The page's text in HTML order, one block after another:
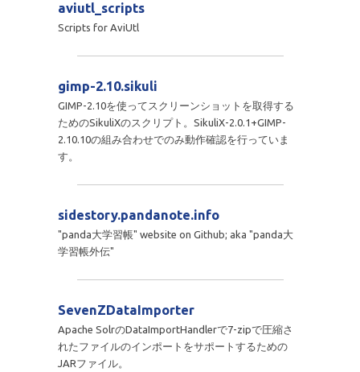
aviutl_scripts
Scripts for AviUtl
gimp-2.10.sikuli
GIMP-2.10を使ってスクリーンショットを取得する
ためのSikuliXのスクリプト。SikuliX-2.0.1+GIMP-
2.10.10の組み合わせでのみ動作確認を行っていま
す。
sidestory.pandanote.info
"panda大学習帳" website on Github; aka "panda大
学習帳外伝"
SevenZDataImporter
Apache SolrのDataImportHandlerで7-zipで圧縮さ
れたファイルのインポートをサポートするための
JARファイル。